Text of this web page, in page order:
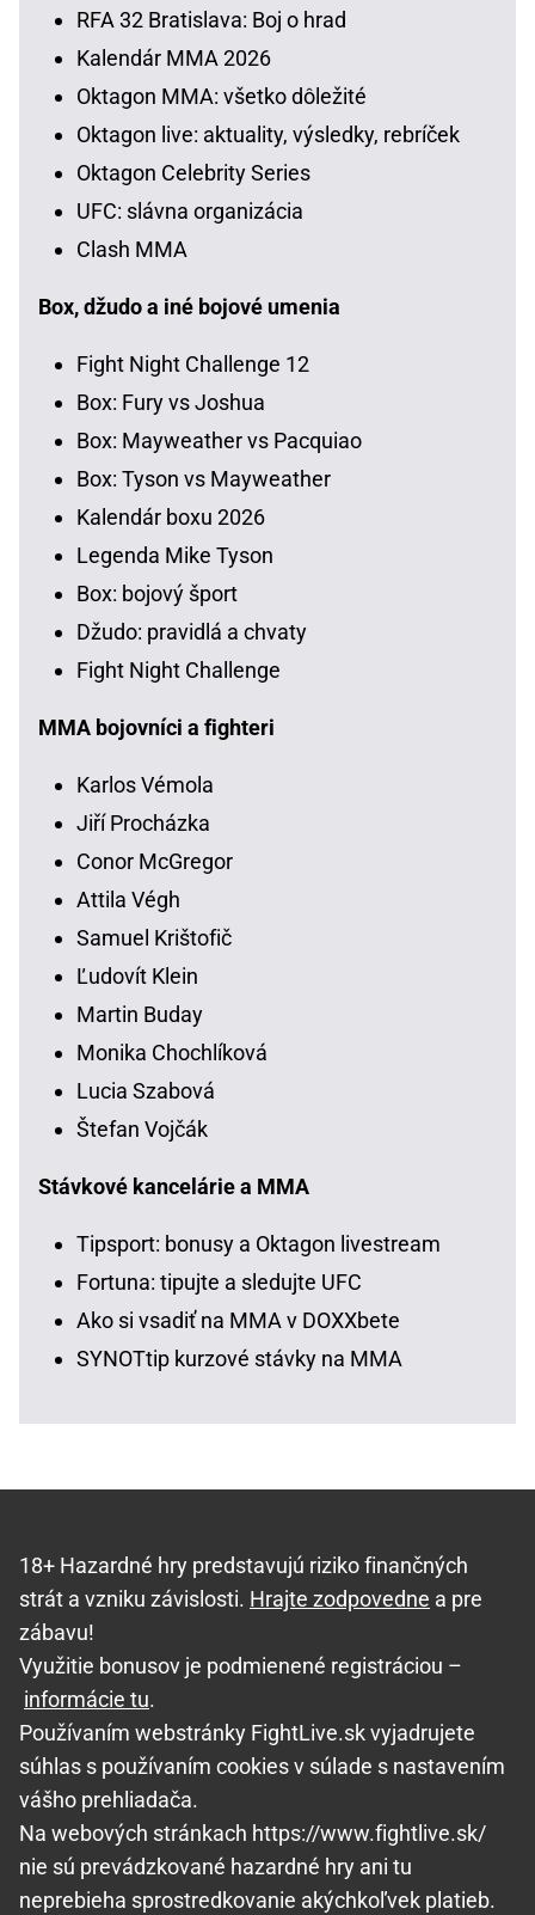
RFA 32 Bratislava: Boj o hrad
Kalendár MMA 2026
Oktagon MMA: všetko dôležité
Oktagon live: aktuality, výsledky, rebríček
Oktagon Celebrity Series
UFC: slávna organizácia
Clash MMA
Box, džudo a iné bojové umenia
Fight Night Challenge 12
Box: Fury vs Joshua
Box: Mayweather vs Pacquiao
Box: Tyson vs Mayweather
Kalendár boxu 2026
Legenda Mike Tyson
Box: bojový šport
Džudo: pravidlá a chvaty
Fight Night Challenge
MMA bojovníci a fighteri
Karlos Vémola
Jiří Procházka
Conor McGregor
Attila Végh
Samuel Krištofič
Ľudovít Klein
Martin Buday
Monika Chochlíková
Lucia Szabová
Štefan Vojčák
Stávkové kancelárie a MMA
Tipsport: bonusy a Oktagon livestream
Fortuna: tipujte a sledujte UFC
Ako si vsadiť na MMA v DOXXbete
SYNOTtip kurzové stávky na MMA
18+ Hazardné hry predstavujú riziko finančných
strát a vzniku závislosti. Hrajte zodpovedne a pre
zábavu!
Využitie bonusov je podmienené registráciou –
informácie tu.
Používaním webstránky FightLive.sk vyjadrujete
súhlas s používaním cookies v súlade s nastavením
vášho prehliadača.
Na webových stránkach https://www.fightlive.sk/
nie sú prevádzkované hazardné hry ani tu
neprebieha sprostredkovanie akýchkoľvek platieb.